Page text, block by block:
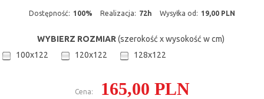
Dostępność: 100% Realizacja: 72h Wysyłka od: 19,00 PLN
WYBIERZ ROZMIAR (szerokość x wysokość w cm)
100x122
120x122 128x122
Cena: 165,00 PLN